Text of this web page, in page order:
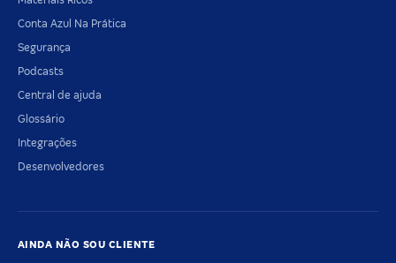
Conta Azul Na Prática
Segurança
Podcasts
Central de ajuda
Glossário
Integrações
Desenvolvedores
AINDA NÃO SOU CLIENTE